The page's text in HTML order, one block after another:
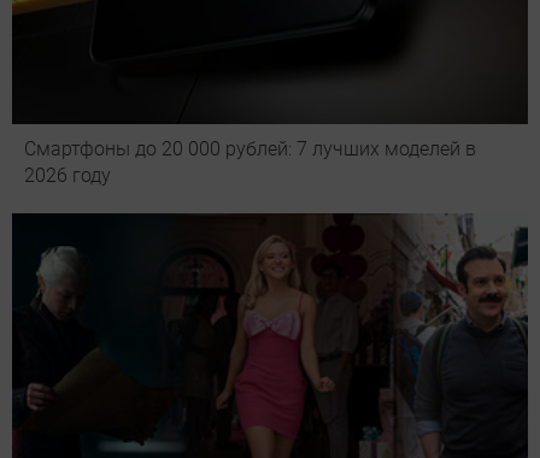
Смартфоны до 20 000 рублей: 7 лучших моделей в
2026 году